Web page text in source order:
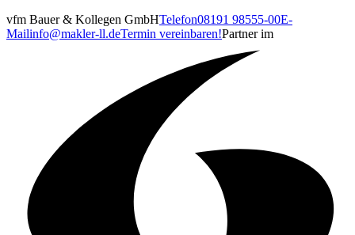
vfm Bauer & Kollegen GmbHTelefon08191 98555-00E-
Mailinfo@makler-ll.deTermin vereinbaren!Partner im